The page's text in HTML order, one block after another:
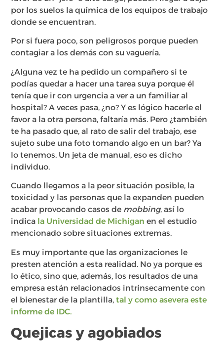
por los suelos la química de los equipos de trabajo
donde se encuentran.
Por si fuera poco, son peligrosos porque pueden
contagiar a los demás con su vaguería.
¿Alguna vez te ha pedido un compañero si te
podías quedar a hacer una tarea suya porque él
tenía que ir con urgencia a ver a un familiar al
hospital? A veces pasa, ¿no? Y es lógico hacerle el
favor a la otra persona, faltaría más. Pero ¿también
te ha pasado que, al rato de salir del trabajo, ese
sujeto sube una foto tomando algo en un bar? Ya
lo tenemos. Un jeta de manual, eso es dicho
individuo.
Cuando llegamos a la peor situación posible, la
toxicidad y las personas que la expanden pueden
acabar provocando casos de mobbing, así lo
indica la Universidad de Michigan en el estudio
mencionado sobre situaciones extremas.
Es muy importante que las organizaciones le
presten atención a esta realidad. No ya porque es
lo ético, sino que, además, los resultados de una
empresa están relacionados intrínsecamente con
el bienestar de la plantilla,tal y como asevera este
informe de IDC.
Quejicas y agobiados